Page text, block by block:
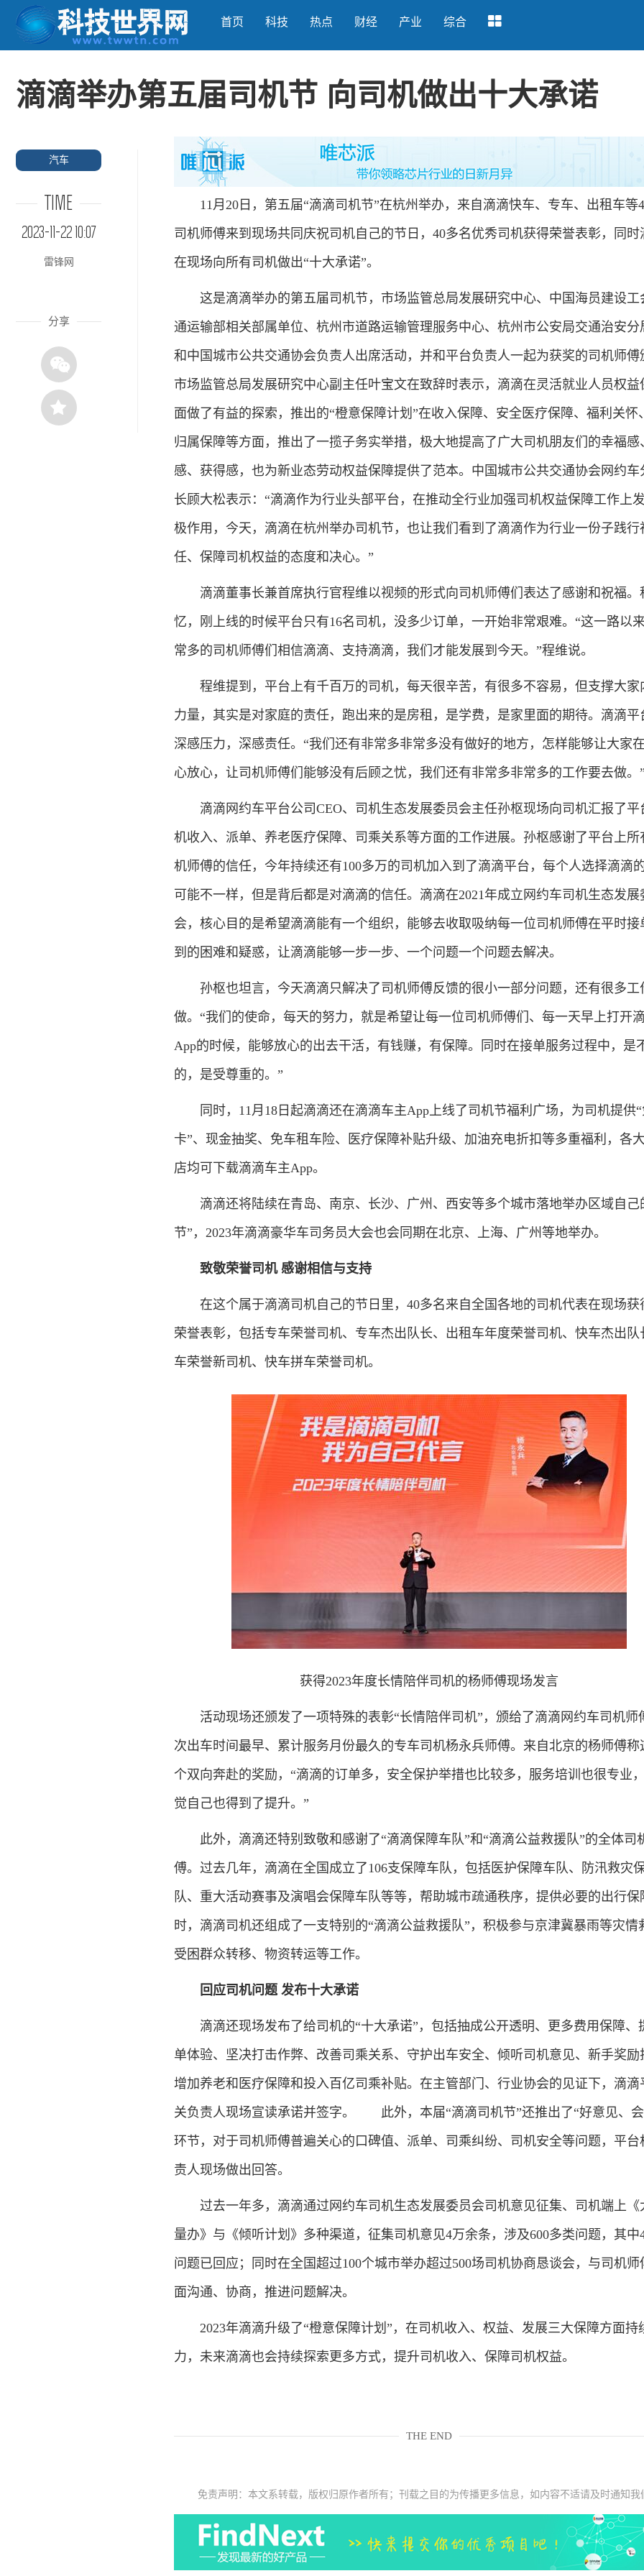
首页 科技 热点 财经 产业 综合
滴滴举办第五届司机节 向司机做出十大承诺
汽车
TIME
2023-11-22 10:07
雷锋网
分享
11月20日，第五届“滴滴司机节”在杭州举办，来自滴滴快车、专车、出租车等
司机师傅来到现场共同庆祝司机自己的节日，40多名优秀司机获得荣誉表彰，同时
在现场向所有司机做出“十大承诺”。
这是滴滴举办的第五届司机节，市场监管总局发展研究中心、中国海员建设工
通运输部相关部属单位、杭州市道路运输管理服务中心、杭州市公安局交通治安分
和中国城市公共交通协会负责人出席活动，并和平台负责人一起为获奖的司机师傅
市场监管总局发展研究中心副主任叶宝文在致辞时表示，滴滴在灵活就业人员权益
面做了有益的探索，推出的“橙意保障计划”在收入保障、安全医疗保障、福利关怀
归属保障等方面，推出了一揽子务实举措，极大地提高了广大司机朋友们的幸福感
感、获得感，也为新业态劳动权益保障提供了范本。中国城市公共交通协会网约车
长顾大松表示：“滴滴作为行业头部平台，在推动全行业加强司机权益保障工作上
极作用，今天，滴滴在杭州举办司机节，也让我们看到了滴滴作为行业一份子践行
任、保障司机权益的态度和决心。”
滴滴董事长兼首席执行官程维以视频的形式向司机师傅们表达了感谢和祝福。
忆，刚上线的时候平台只有16名司机，没多少订单，一开始非常艰难。“这一路以
常多的司机师傅们相信滴滴、支持滴滴，我们才能发展到今天。”程维说。
程维提到，平台上有千百万的司机，每天很辛苦，有很多不容易，但支撑大家
力量，其实是对家庭的责任，跑出来的是房租，是学费，是家里面的期待。滴滴平
深感压力，深感责任。“我们还有非常多非常多没有做好的地方，怎样能够让大家
心放心，让司机师傅们能够没有后顾之忧，我们还有非常多非常多的工作要去做。”
滴滴网约车平台公司CEO、司机生态发展委员会主任孙枢现场向司机汇报了平
机收入、派单、养老医疗保障、司乘关系等方面的工作进展。孙枢感谢了平台上所
机师傅的信任，今年持续还有100多万的司机加入到了滴滴平台，每个人选择滴滴
可能不一样，但是背后都是对滴滴的信任。滴滴在2021年成立网约车司机生态发展
会，核心目的是希望滴滴能有一个组织，能够去收取吸纳每一位司机师傅在平时接
到的困难和疑惑，让滴滴能够一步一步、一个问题一个问题去解决。
孙枢也坦言，今天滴滴只解决了司机师傅反馈的很小一部分问题，还有很多工
做。“我们的使命，每天的努力，就是希望让每一位司机师傅们、每一天早上打开
App的时候，能够放心的出去干活，有钱赚，有保障。同时在接单服务过程中，是
的，是受尊重的。”
同时，11月18日起滴滴还在滴滴车主App上线了司机节福利广场，为司机提供“
卡”、现金抽奖、免车租车险、医疗保障补贴升级、加油充电折扣等多重福利，各
店均可下载滴滴车主App。
滴滴还将陆续在青岛、南京、长沙、广州、西安等多个城市落地举办区域自己
节”，2023年滴滴豪华车司务员大会也会同期在北京、上海、广州等地举办。
致敬荣誉司机 感谢相信与支持
在这个属于滴滴司机自己的节日里，40多名来自全国各地的司机代表在现场获
荣誉表彰，包括专车荣誉司机、专车杰出队长、出租车年度荣誉司机、快车杰出队
车荣誉新司机、快车拼车荣誉司机。
获得2023年度长情陪伴司机的杨师傅现场发言
活动现场还颁发了一项特殊的表彰“长情陪伴司机”，颁给了滴滴网约车司机师
次出车时间最早、累计服务月份最久的专车司机杨永兵师傅。来自北京的杨师傅称
个双向奔赴的奖励，“滴滴的订单多，安全保护举措也比较多，服务培训也很专业
觉自己也得到了提升。”
此外，滴滴还特别致敬和感谢了“滴滴保障车队”和“滴滴公益救援队”的全体司
傅。过去几年，滴滴在全国成立了106支保障车队，包括医护保障车队、防汛救灾
队、重大活动赛事及演唱会保障车队等等，帮助城市疏通秩序，提供必要的出行保
时，滴滴司机还组成了一支特别的“滴滴公益救援队”，积极参与京津冀暴雨等灾情
受困群众转移、物资转运等工作。
回应司机问题 发布十大承诺
滴滴还现场发布了给司机的“十大承诺”，包括抽成公开透明、更多费用保障、
单体验、坚决打击作弊、改善司乘关系、守护出车安全、倾听司机意见、新手奖励
增加养老和医疗保障和投入百亿司乘补贴。在主管部门、行业协会的见证下，滴滴
关负责人现场宣读承诺并签字。 此外，本届“滴滴司机节”还推出了“好意见、会
环节，对于司机师傅普遍关心的口碑值、派单、司乘纠纷、司机安全等问题，平台
责人现场做出回答。
过去一年多，滴滴通过网约车司机生态发展委员会司机意见征集、司机端上《
量办》与《倾听计划》多种渠道，征集司机意见4万余条，涉及600多类问题，其中
问题已回应；同时在全国超过100个城市举办超过500场司机协商恳谈会，与司机师
面沟通、协商，推进问题解决。
2023年滴滴升级了“橙意保障计划”，在司机收入、权益、发展三大保障方面持
力，未来滴滴也会持续探索更多方式，提升司机收入、保障司机权益。
THE END
免责声明：本文系转载，版权归原作者所有；刊载之目的为传播更多信息，如内容不适请及时通知我